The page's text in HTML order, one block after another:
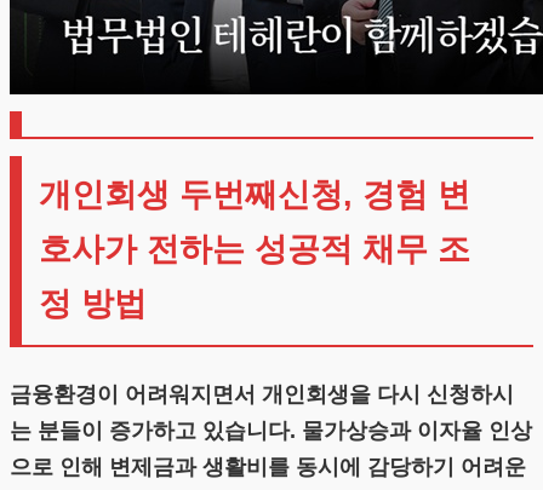
개인회생 두번째신청, 경험 변
호사가 전하는 성공적 채무 조
정 방법
금융환경이 어려워지면서 개인회생을 다시 신청하시
는 분들이 증가하고 있습니다. 물가상승과 이자율 인상
으로 인해 변제금과 생활비를 동시에 감당하기 어려운